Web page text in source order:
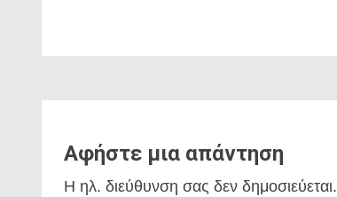
Αφήστε μια απάντηση
Η ηλ. διεύθυνση σας δεν δημοσιεύεται.